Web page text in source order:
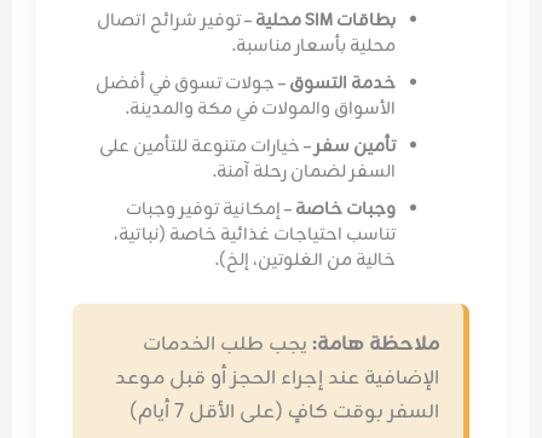
بطاقات SIM محلية
– توفير شرائح اتصال
محلية بأسعار مناسبة.
خدمة التسوق– جولات تسوق في أفضل
الأسواق والمولات في مكة والمدينة.
تأمين سفر– خيارات متنوعة للتأمين على
السفر لضمان رحلة آمنة.
وجبات خاصة– إمكانية توفير وجبات
تناسب احتياجات غذائية خاصة (نباتية،
خالية من الغلوتين، إلخ).
ملاحظة هامة:يجب طلب الخدمات
الإضافية عند إجراء الحجز أو قبل موعد
السفر بوقت كافٍ (على الأقل 7 أيام)